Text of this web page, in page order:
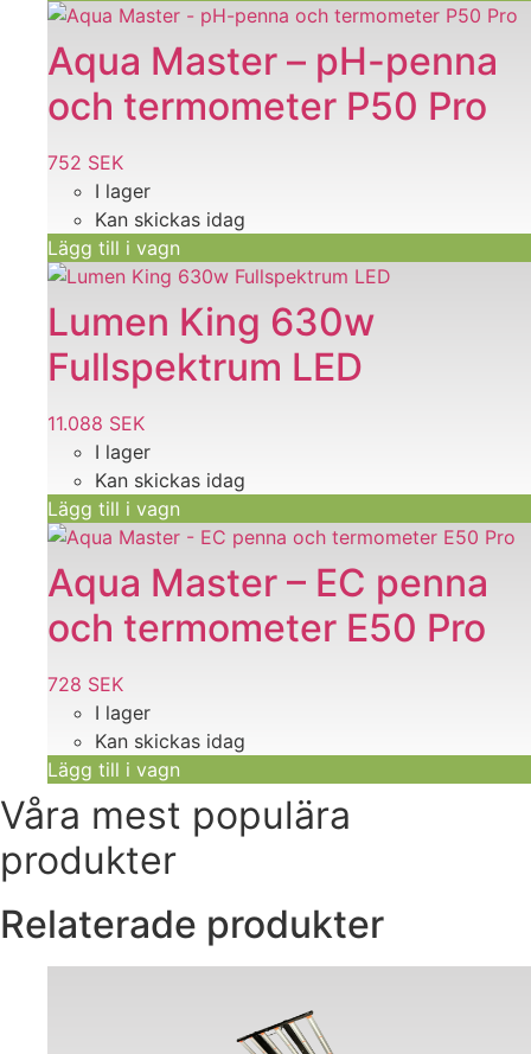
Aqua Master – pH-penna
och termometer P50 Pro
752 SEK
I lager
Kan skickas idag
Lägg till i vagn
Lumen King 630w
Fullspektrum LED
11.088 SEK
I lager
Kan skickas idag
Lägg till i vagn
Aqua Master – EC penna
och termometer E50 Pro
728 SEK
I lager
Kan skickas idag
Lägg till i vagn
Våra mest populära
produkter
Relaterade produkter